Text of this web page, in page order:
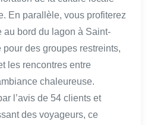
En parallèle, vous profiterez
au bord du lagon à Saint-
des groupes restreints,
les rencontres entre
chaleureuse.
l’avis de 54 clients et
des voyageurs, ce